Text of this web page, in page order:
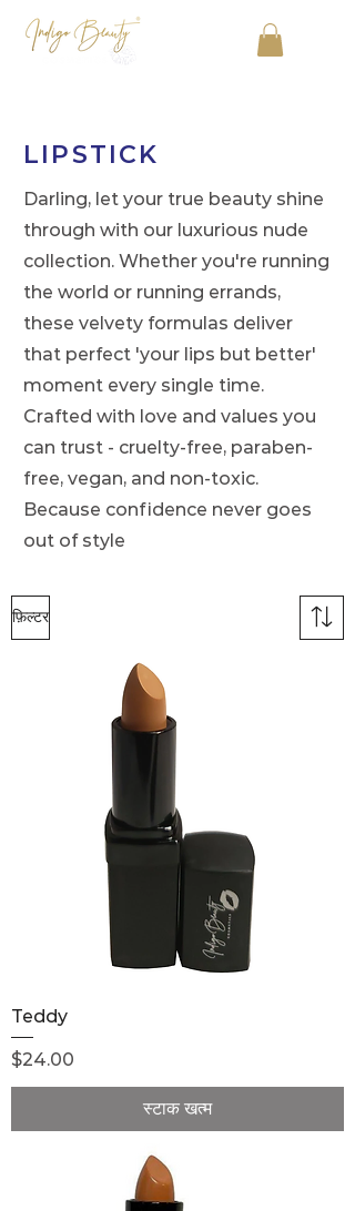
LIPSTICK
Darling, let your true beauty shine
through with our luxurious nude
collection. Whether you're running
the world or running errands,
these velvety formulas deliver
that perfect 'your lips but better'
moment every single time.
Crafted with love and values you
can trust - cruelty-free, paraben-
free, vegan, and non-toxic.
Because confidence never goes
out of style
फ़िल्टर
Teddy
मूल्य
$24.00
स्टाक खत्म